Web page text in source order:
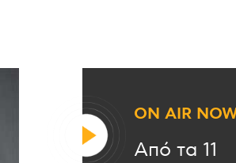
ON AIR
Από τα 11